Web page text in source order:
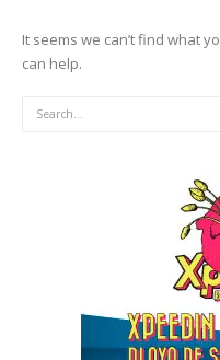
It seems we can’t find what
can help.